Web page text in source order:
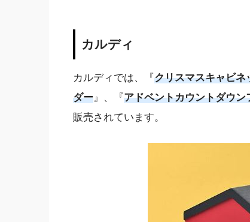
カルディ
カルディでは、『クリスマスキャビネ
ダー』、『アドベントカウントダウン
販売されています。